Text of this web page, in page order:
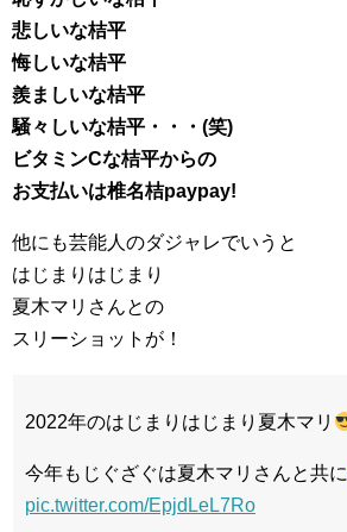
悲しいな桔平
悔しいな桔平
羨ましいな桔平
騒々しいな桔平・・・(笑)
ビタミンCな桔平からの
お支払いは椎名桔paypay!
他にも芸能人のダジャレでいうと
はじまりはじまり
夏木マリさんとの
スリーショットが！
2022年のはじまりはじまり夏木マリ
今年もじぐざぐは夏木マリさんと共に
pic.twitter.com/EpjdLeL7Ro